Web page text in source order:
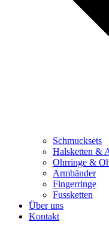
Schmucksets
Halsketten &
Ohrringe &
Armbänder
Fingerringe
Fussketten
Über uns
Kontakt